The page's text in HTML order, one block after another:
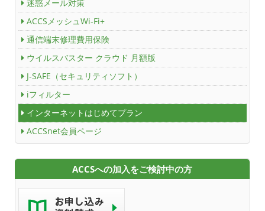
迷惑メール対策
ACCSメッシュWi-Fi+
通信端末修理費用保険
ウイルスバスター クラウド 月額版
J-SAFE（セキュリティソフト）
iフィルター
インターネットはじめてプラン
ACCSnet会員ページ
ACCSへの加入をご検討中の方